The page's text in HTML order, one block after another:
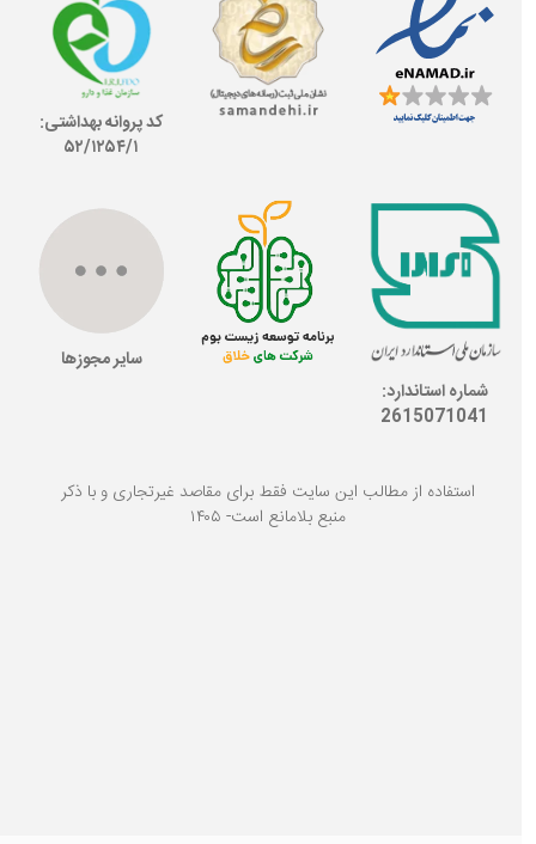
کد پروانه بهداشتی:
۵۲/١٢۵۴/١
شماره استاندارد:
2615071041
سایر مجوزها
استفاده از مطالب این سایت فقط برای مقاصد غیرتجاری و با ذکر
منبع بلامانع است- ۱۴۰۵